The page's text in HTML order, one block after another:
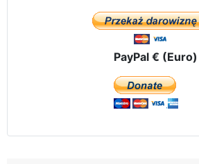
PayPal € (Euro)